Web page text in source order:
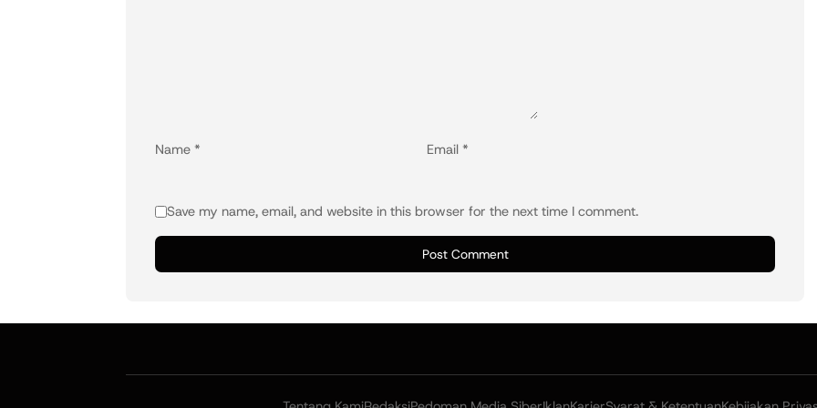
Name * Email *
Save my name, email, and website in this browser for the next time I comment.